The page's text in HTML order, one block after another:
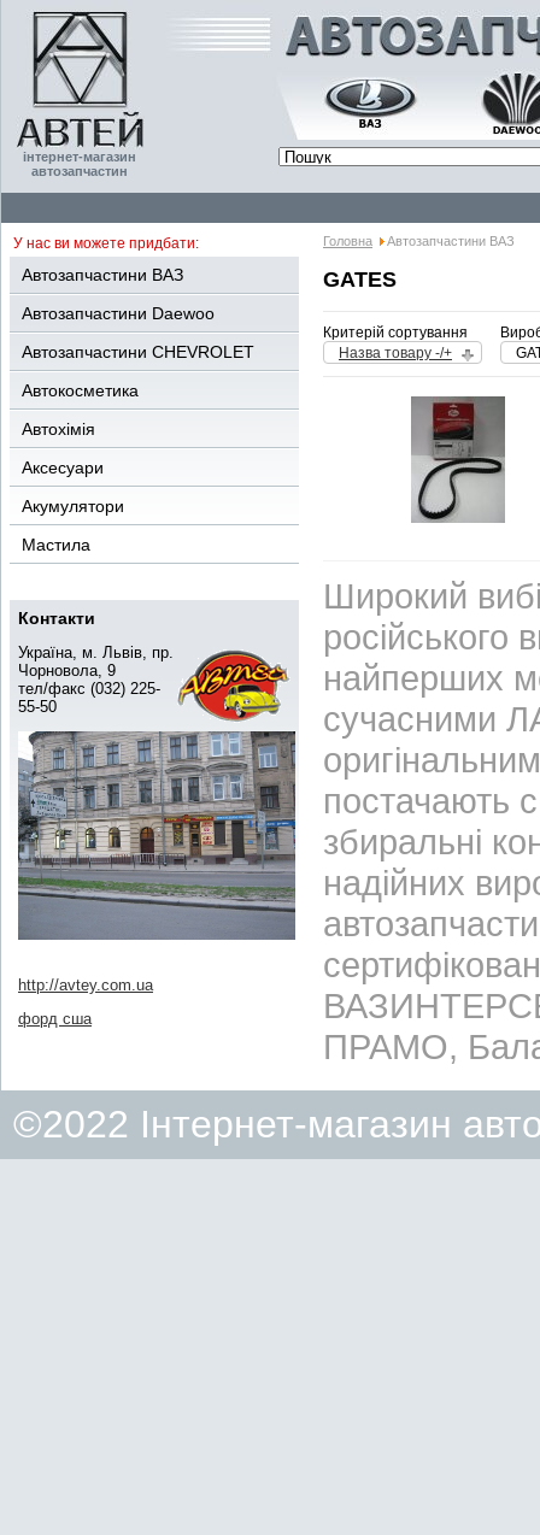
інтернет-магазин
автозапчастин
У нас ви можете придбати:
Автозапчастини ВАЗ
Автозапчастини Daewoo
Автозапчастини CHEVROLET
Автокосметика
Автохімія
Аксесуари
Акумулятори
Мастила
Контакти
Україна, м. Львів, пр.
Чорновола, 9
тел/факс (032) 225-
55-50
http://avtey.com.ua
форд сша
Головна Автозапчастини ВАЗ
GATES
Критерій сортування
Назва товару -/+
Широкий
найперших
сучасними
постачають
збиральні
надійних
ПРАМО,
©2022 Інтернет-магазин